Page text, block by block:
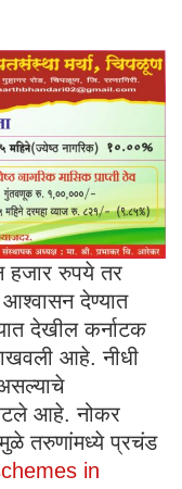
हजार रुपये तर
आश्वासन देण्यात
देखील कर्नाटक
आहे. नीधी
आहे. नोकर
तरुणांमध्ये प्रचंड
in